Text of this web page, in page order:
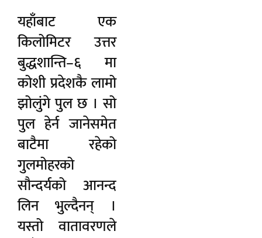
यहाँबाट एक
किलोमिटर उत्तर
बुद्धशान्ति–६ मा
कोशी प्रदेशकै लामो
झोलुंगे पुल छ । सो
पुल हेर्न जानेसमेत
बाटैमा रहेको
गुलमोहरको
सौन्दर्यको आनन्द
लिन भुल्दैनन् ।
यस्तो वातावरणले